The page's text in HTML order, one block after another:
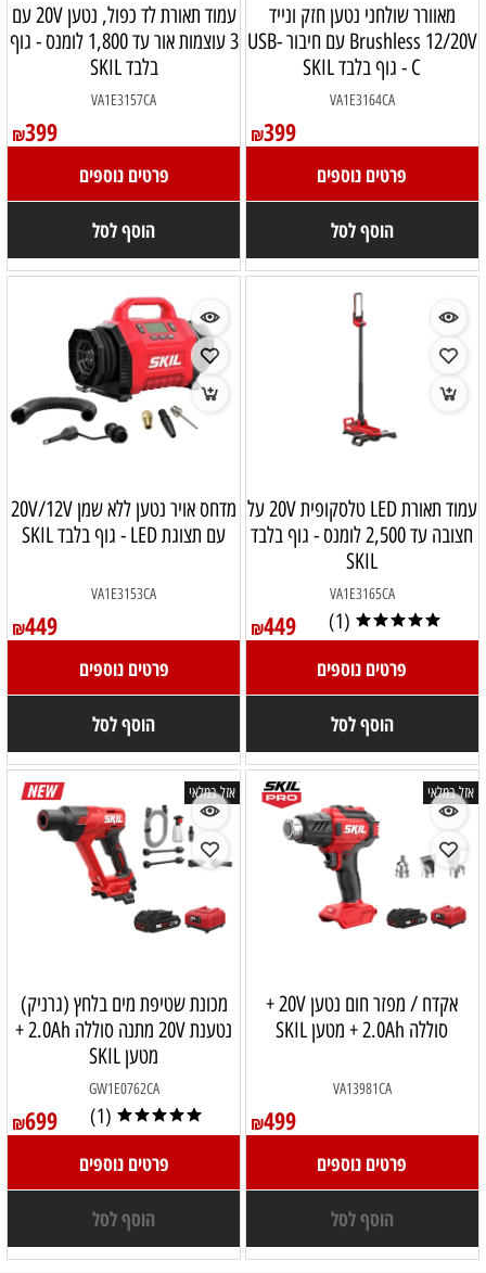
מאוורר שולחני נטען חזק ונייד
Brushless 12/20V עם חיבור USB-
C - גוף בלבד SKIL
VA1E3164CA
₪399
פרטים נוספים
הוסף לסל
עמוד תאורת לד כפול, נטען 20V עם
3 עוצמות אור עד 1,800 לומנס - גוף
בלבד SKIL
VA1E3157CA
₪399
פרטים נוספים
הוסף לסל
עמוד תאורת LED טלסקופית 20V על
חצובה עד 2,500 לומנס - גוף בלבד
SKIL
VA1E3165CA
₪449 (1)
פרטים נוספים
הוסף לסל
מדחס אויר נטען ללא שמן 20V/12V
עם תצוגת LED - גוף בלבד SKIL
VA1E3153CA
₪449
פרטים נוספים
הוסף לסל
אזל במלאי
אקדח / מפזר חום נטען 20V +
סוללה 2.0Ah + מטען SKIL
VA13981CA
₪499
פרטים נוספים
הוסף לסל
אזל במלאי
מכונת שטיפת מים בלחץ (גרניק)
נטענת 20V מתנה סוללה 2.0Ah +
מטען SKIL
GW1E0762CA
₪699 (1)
פרטים נוספים
הוסף לסל